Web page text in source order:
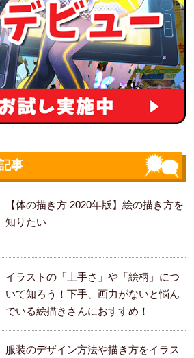
事
【体の描き方 2020年版】絵の描き方を
知りたい
イラストの「上手さ」や「絵柄」につ
いて知ろう！下手、画力がないと悩ん
でいる絵描きさんにおすすめ！
服装のデザイン方法や描き方をイラス